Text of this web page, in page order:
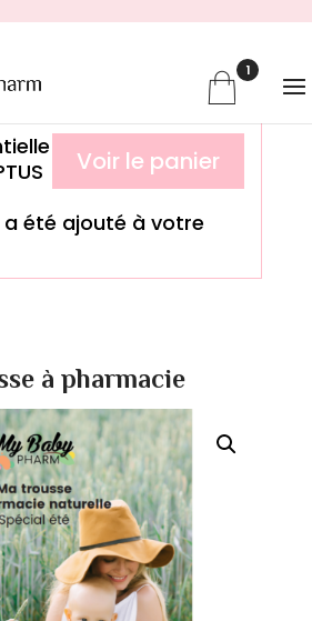
1
Voir le panier
a été ajouté à votre
à pharmacie